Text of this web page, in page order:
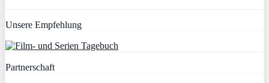
Unsere Empfehlung
Partnerschaft